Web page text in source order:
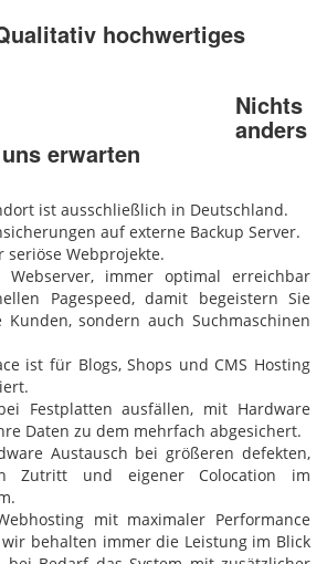
hochwertiges
Nichts
anders
erwarten
ist ausschließlich in Deutschland.
auf externe Backup Server.
seriöse Webprojekte.
Webserver, immer optimal erreichbar
Pagespeed, damit begeistern Sie
sondern auch Suchmaschinen
ist für Blogs, Shops und CMS Hosting
Festplatten ausfällen, mit Hardware
Daten zu dem mehrfach abgesichert.
Austausch bei größeren defekten,
Zutritt und eigener Colocation im
mit maximaler Performance
behalten immer die Leistung im Blick